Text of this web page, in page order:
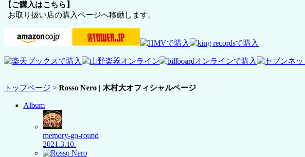
【ご購入はこちら】
お取り扱い店の購入ページへ移動します。
トップページ > Rosso Nero | 木村大オフィシャルページ
Album
memory-go-round
2021.3.10.